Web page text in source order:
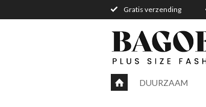
Gratis verzending
DUURZAAM